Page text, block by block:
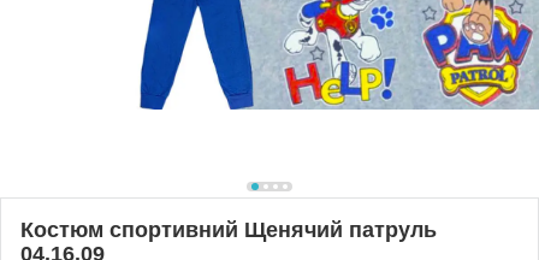
Костюм спортивний Щенячий патруль
04.16.09